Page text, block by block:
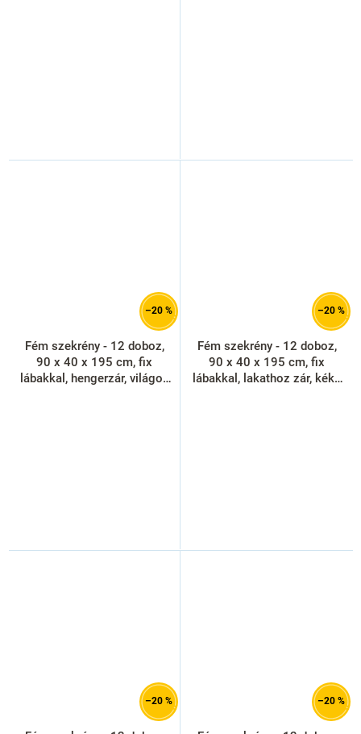
–20 %
Fém szekrény - 12 doboz,
90 x 40 x 195 cm, fix
lábakkal, hengerzár, világos
–20 %
Fém szekrény - 12 doboz,
90 x 40 x 195 cm, fix
lábakkal, lakathoz zár, kék -
–20 % –20 %